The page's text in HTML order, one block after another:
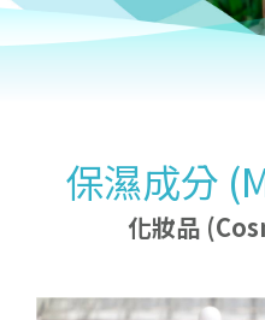
保濕成分
化妝品